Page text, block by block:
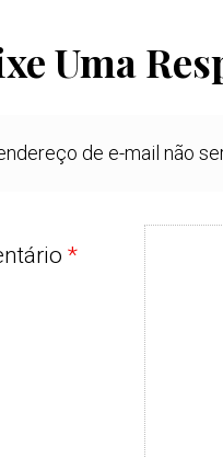
Uma
de e-mail não
*